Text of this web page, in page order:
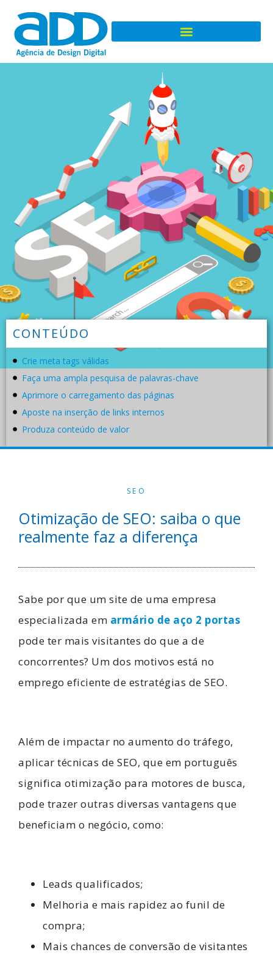
CONTEÚDO
Crie meta tags válidas
Faça uma ampla pesquisa de palavras-chave
Aprimore o carregamento das páginas
Aposte na inserção de links internos
Produza conteúdo de valor
SEO
Otimização de SEO: saiba o que
realmente faz a diferença
Sabe por que um site de uma empresa
especializada em armário de aço 2 portas
pode ter mais visitantes do que a de
concorrentes? Um dos motivos está no
emprego eficiente de estratégias de SEO.
Além de impactar no aumento do tráfego,
aplicar técnicas de SEO, que em português
significa otimização para motores de busca,
pode trazer outras diversas vantagens que
beneficiam o negócio, como:
Leads qualificados;
Melhoria e mais rapidez ao funil de
compra;
Mais chances de conversão de visitantes